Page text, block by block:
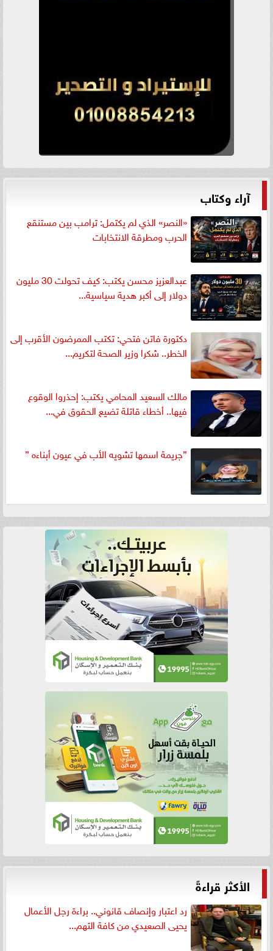
آراء وكتاب
«النصر» الذي لم يكتمل: ترامب بين مستنقع
الحرب ومطرقة الانتخابات
عبدالعزيز محسن يكتب: كيف تحولت 30 مليون
دولار إلى أكبر هدية سياسية...
دكتورة فاتن فتحي: تكتب الممرضون الأقرب إلى
الخطر.. شكرا وزير الصحة لتكريم...
مالك السعيد المحامي يكتب: إحذروا الوقوع
فيها.. أخطاء قاتلة تضيع الحقوق في...
”جريمة اسمها تشويه الأب في عيون أبناءه ”
الأكثر قراءةً
رد اعتبار وإنصاف قانوني.. براءة رجل الأعمال
يحيى الصعيدي من كافة التهم...